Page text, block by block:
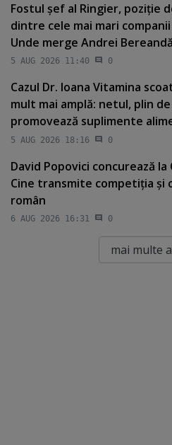
Fostul şef al Ringier, poziţie
dintre cele mai mari
Unde merge Andrei
5 AUG 2026 11:40 0
Cazul Dr. Ioana Vitamina
mult mai amplă: netul, plin
promovează suplimente
5 AUG 2026 18:16 0
David Popovici concurează
Cine transmite competiţia şi
român
6 AUG 2026 16:31 0
mai multe